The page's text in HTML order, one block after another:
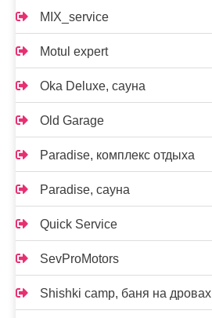
MIX_service
Motul expert
Oka Deluxe, сауна
Old Garage
Paradise, комплекс отдыха
Paradise, сауна
Quick Service
SevProMotors
Shishki camp, баня на дровах